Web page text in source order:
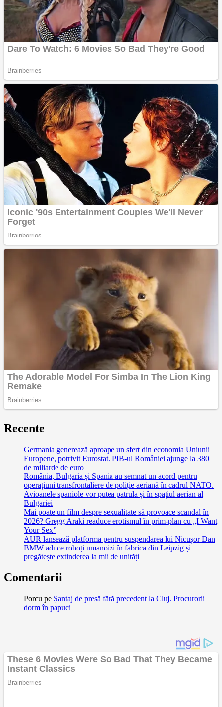
Recente
Germania generează aproape un sfert din economia Uniunii
Europene, potrivit Eurostat. PIB-ul României ajunge la 380
de miliarde de euro
România, Bulgaria și Spania au semnat un acord pentru
operațiuni transfrontaliere de poliție aeriană în cadrul NATO.
Avioanele spaniole vor putea patrula și în spațiul aerian al
Bulgariei
Mai poate un film despre sexualitate să provoace scandal în
2026? Gregg Araki readuce erotismul în prim-plan cu „I Want
Your Sex”
AUR lansează platforma pentru suspendarea lui Nicușor Dan
BMW aduce roboți umanoizi în fabrica din Leipzig și
pregătește extinderea la mii de unități
Comentarii
Porcu pe Șantaj de presă fără precedent la Cluj. Procurorii
dorm în papuci